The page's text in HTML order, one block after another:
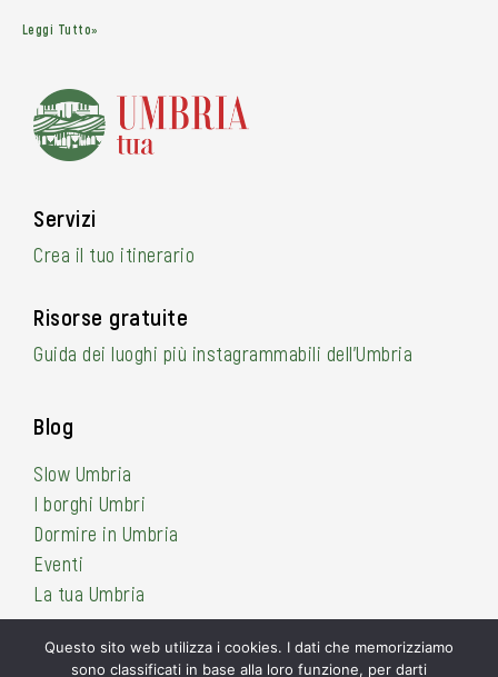
Leggi Tutto»
Servizi
Crea il tuo itinerario
Risorse gratuite
Guida dei luoghi più instagrammabili dell’Umbria
Blog
Slow Umbria
I borghi Umbri
Dormire in Umbria
Eventi
La tua Umbria
Questo sito web utilizza i cookies. I dati che memorizziamo
sono classificati in base alla loro funzione, per darti